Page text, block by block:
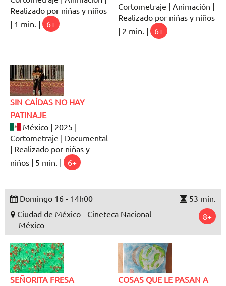
Realizado por niñas y niños
| 1 min. |
6+
Cortometraje | Animación |
Realizado por niñas y niños
| 2 min. |
6+
SIN CAÍDAS NO HAY
PATINAJE
México | 2025 |
Cortometraje | Documental
| Realizado por niñas y
niños | 5 min. |
6+
Domingo 16 - 14h00
53 min.
Ciudad de México - Cineteca Nacional
México
8+
SEÑORITA FRESA
COSAS QUE LE PASAN A